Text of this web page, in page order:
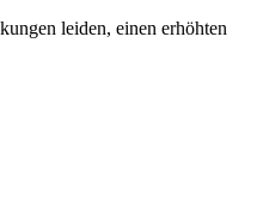
leiden, einen erhöhten